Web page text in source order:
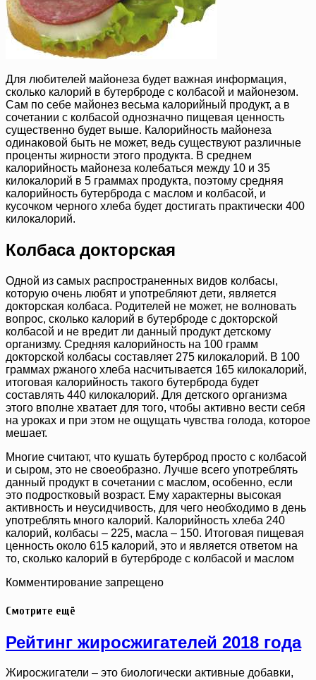
Для любителей майонеза будет важная информация,
сколько калорий в бутерброде с колбасой и майонезом.
Сам по себе майонез весьма калорийный продукт, а в
сочетании с колбасой однозначно пищевая ценность
существенно будет выше. Калорийность майонеза
одинаковой быть не может, ведь существуют различные
проценты жирности этого продукта. В среднем
калорийность майонеза колебаться между 10 и 35
килокалорий в 5 граммах продукта, поэтому средняя
калорийность бутерброда с маслом и колбасой, и
кусочком черного хлеба будет достигать практически 400
килокалорий.
Колбаса докторская
Одной из самых распространенных видов колбасы,
которую очень любят и употребляют дети, является
докторская колбаса. Родителей не может, не волновать
вопрос, сколько калорий в бутерброде с докторской
колбасой и не вредит ли данный продукт детскому
организму. Средняя калорийность на 100 грамм
докторской колбасы составляет 275 килокалорий. В 100
граммах ржаного хлеба насчитывается 165 килокалорий,
итоговая калорийность такого бутерброда будет
составлять 440 килокалорий. Для детского организма
этого вполне хватает для того, чтобы активно вести себя
на уроках и при этом не ощущать чувства голода, которое
мешает.
Многие считают, что кушать бутерброд просто с колбасой
и сыром, это не своеобразно. Лучше всего употреблять
данный продукт в сочетании с маслом, особенно, если
это подростковый возраст. Ему характерны высокая
активность и неусидчивость, для чего необходимо в день
употреблять много калорий. Калорийность хлеба 240
калорий, колбасы – 225, масла – 150. Итоговая пищевая
ценность около 615 калорий, это и является ответом на
то, сколько калорий в бутерброде с колбасой и маслом
Комментирование запрещено
Смотрите ещё
Рейтинг жиросжигателей 2018 года
Жиросжигатели – это биологически активные добавки,